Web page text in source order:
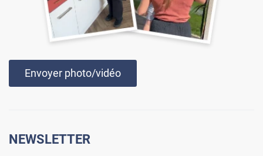
Envoyer photo/vidéo
NEWSLETTER